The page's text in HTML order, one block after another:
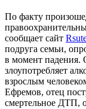
По факту
сообщает сайт
подруга семьи,
в момент падения.
злоупотребляет
взрослым
Ефремов, отец
смертельное ДТП,